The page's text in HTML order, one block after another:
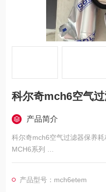
科尔奇mch6空气
产品简介
科尔奇mch6空气过滤器保养
MCH6系列
MCH13系列
MCH18系列
产品型号：mch6etem